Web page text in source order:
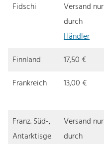
Fidschi
Versand nur
durch
Händler
Finnland
17,50 €
Frankreich
13,00 €
Franz. Süd-,
Antarktisge
Versand nur
durch